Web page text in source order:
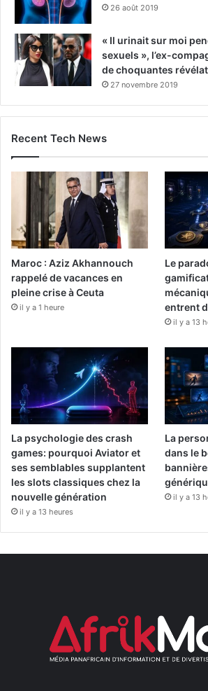
26 août 2019
« Il urinait sur moi
sexuels », l’ex-
de choquantes
27 novembre 2019
Recent Tech News
Maroc : Aziz Akhannouch
rappelé de vacances en
pleine crise à Ceuta
il y a 1 heure
Le
entrent
il y a 13
La psychologie des crash
games: pourquoi Aviator et
ses semblables supplantent
les slots classiques chez la
nouvelle génération
il y a 13 heures
La
dans le
il y a 13